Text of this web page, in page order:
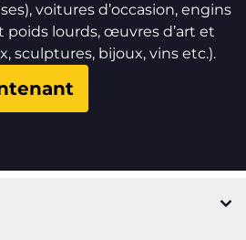
voitures d’occasion, engins
poids lourds, œuvres d’art et
sculptures, bijoux, vins etc.).